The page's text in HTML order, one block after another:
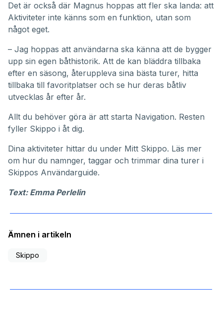
Det är också där Magnus hoppas att fler ska landa: att
Aktiviteter inte känns som en funktion, utan som
något eget.
– Jag hoppas att användarna ska känna att de bygger
upp sin egen båthistorik. Att de kan bläddra tillbaka
efter en säsong, återuppleva sina bästa turer, hitta
tillbaka till favoritplatser och se hur deras båtliv
utvecklas år efter år.
Allt du behöver göra är att starta Navigation. Resten
fyller Skippo i åt dig.
Dina aktiviteter hittar du under Mitt Skippo. Läs mer
om hur du namnger, taggar och trimmar dina turer i
Skippos Användarguide.
Text: Emma Perlelin
Ämnen i artikeln
Skippo